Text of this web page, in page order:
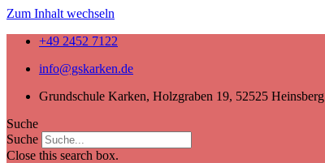
Zum Inhalt wechseln
+49 2452 7122
info@gskarken.de
Grundschule Karken, Holzgraben 19, 52525 Heinsberg
Suche
Suche
Close this search box.